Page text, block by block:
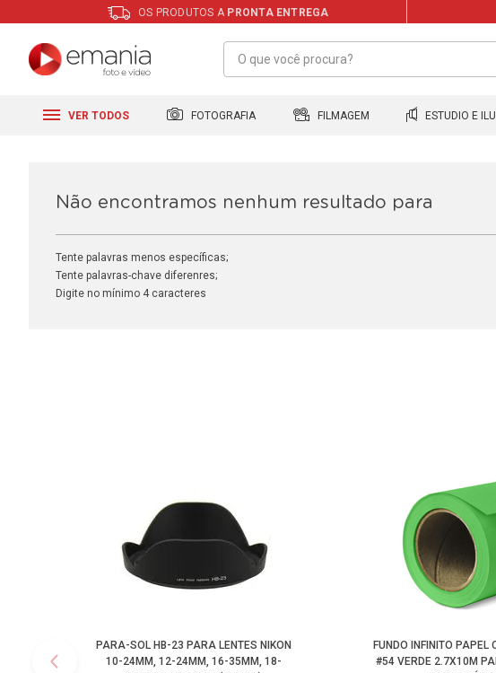
OS PRODUTOS A PRONTA ENTREGA
VER TODOS FOTOGRAFIA FILMAGEM ESTUDIO E
Não encontramos nenhum resultado para
Tente palavras menos específicas;
Tente palavras-chave diferenres;
Digite no mínimo 4 caracteres
PARA-SOL HB-23 PARA LENTES NIKON
10-24MM, 12-24MM, 16-35MM, 18-
FUNDO INFINITO PAPEL
#54 VERDE 2.7X10M